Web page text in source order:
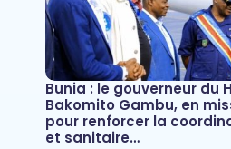
Bunia : le gouverneur du
Bakomito Gambu, en
pour renforcer la
et sanitaire…